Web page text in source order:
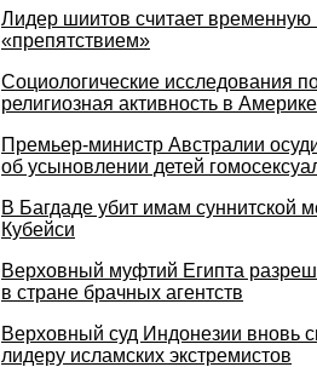
Лидер шиитов считает временную
«препятствием»
Социологические исследования
религиозная активность в
Премьер-министр Австралии
об усыновлении детей
В Багдаде убит имам суннитской
Кубейси
Верховный муфтий Египта
в стране брачных агентств
Верховный суд Индонезии вновь
лидеру исламских экстремистов